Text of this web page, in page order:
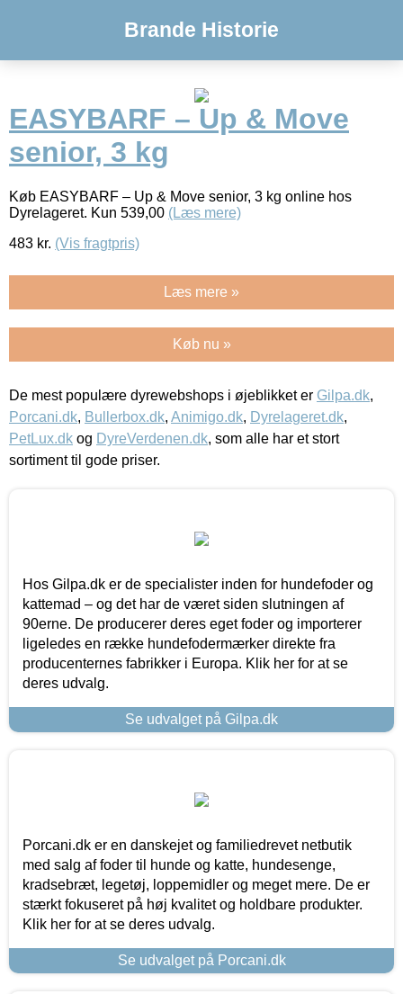
Brande Historie
EASYBARF – Up & Move
senior, 3 kg
Køb EASYBARF – Up & Move senior, 3 kg online hos
Dyrelageret. Kun 539,00 (Læs mere)
483 kr. (Vis fragtpris)
Læs mere »
Køb nu »
De mest populære dyrewebshops i øjeblikket er Gilpa.dk,
Porcani.dk, Bullerbox.dk, Animigo.dk, Dyrelageret.dk,
PetLux.dk og DyreVerdenen.dk, som alle har et stort
sortiment til gode priser.
Hos Gilpa.dk er de specialister inden for hundefoder og
kattemad – og det har de været siden slutningen af
90erne. De producerer deres eget foder og importerer
ligeledes en række hundefodermærker direkte fra
producenternes fabrikker i Europa. Klik her for at se
deres udvalg.
Se udvalget på Gilpa.dk
Porcani.dk er en danskejet og familiedrevet netbutik
med salg af foder til hunde og katte, hundesenge,
kradsebræt, legetøj, loppemidler og meget mere. De er
stærkt fokuseret på høj kvalitet og holdbare produkter.
Klik her for at se deres udvalg.
Se udvalget på Porcani.dk